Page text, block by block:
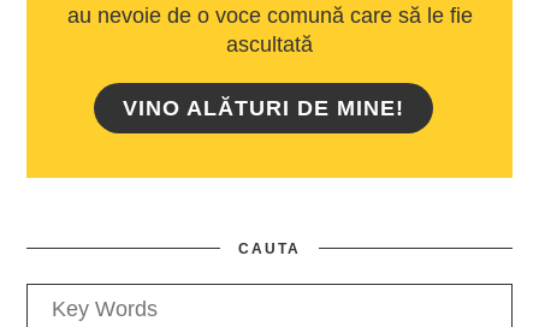
au nevoie de o voce comună care să le fie
ascultată
VINO ALĂTURI DE MINE!
CAUTA